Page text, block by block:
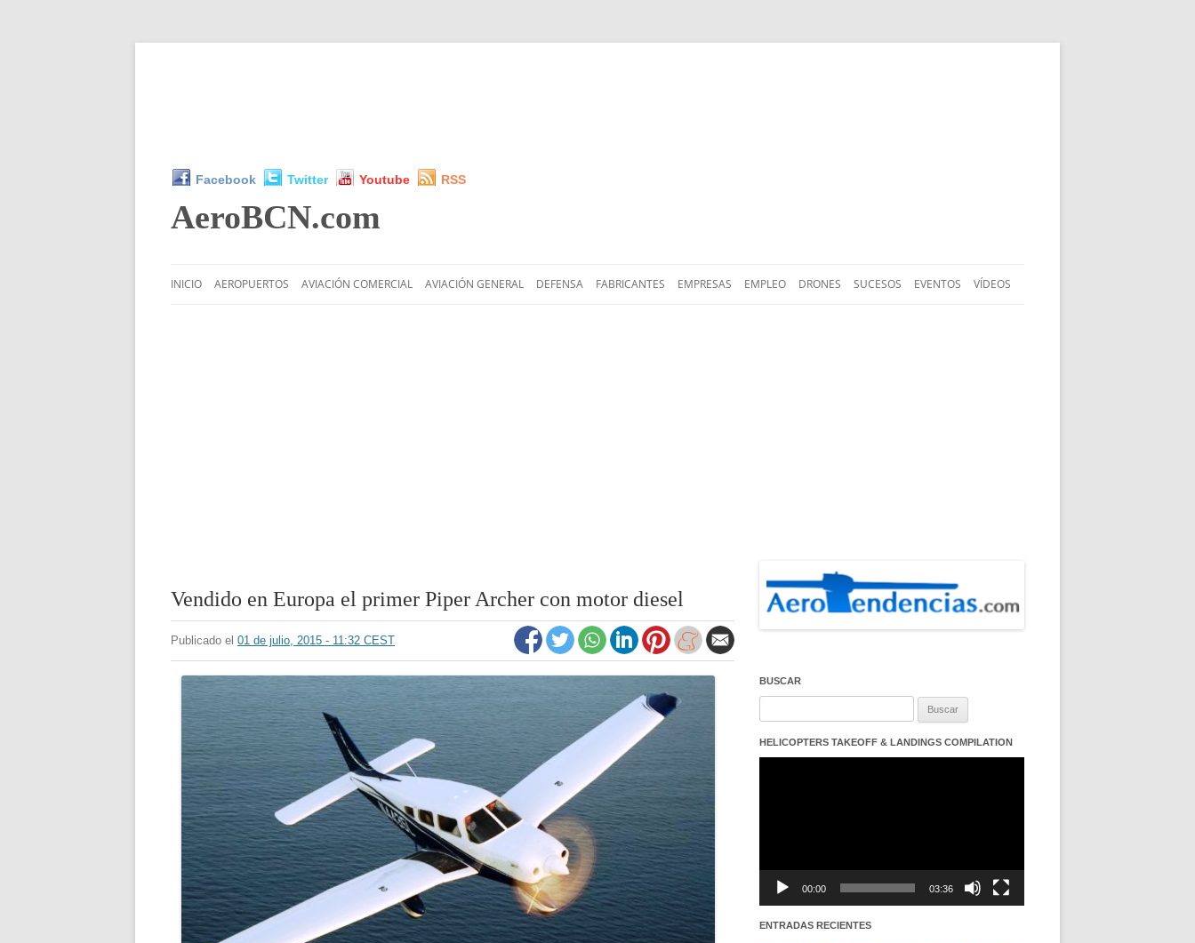
Facebook Twitter Youtube RSS
AeroBCN.com
al
INICIO AEROPUERTOS AVIACIÓN COMERCIAL AVIACIÓN GENERAL DEFENSA FABRICANTES EMPRESAS EMPLEO DRONES SUCESOS EVENTOS VÍDEOS
Vendido en Europa el primer Piper Archer con motor diesel
Publicado el 01 de julio, 2015 - 11:32 CEST
BUSCAR
HELICOPTERS TAKEOFF & LANDINGS COMPILATION
00:00 03:36
ENTRADAS RECIENTES